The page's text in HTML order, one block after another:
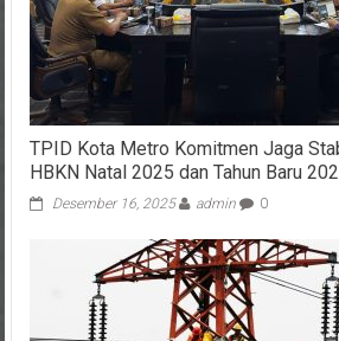
TPID Kota Metro Komitmen Jaga
HBKN Natal 2025 dan Tahun Baru
Desember 16, 2025 admin 0